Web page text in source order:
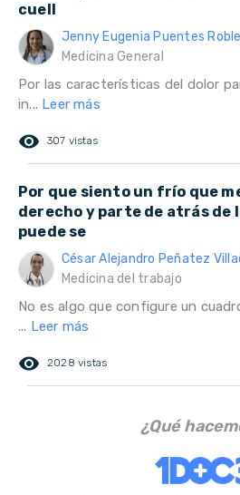
cuell
Jenny Eugenia Puentes
Medicina General
Por las características del dolor
in... Leer más
remove_red_eye 307 vistas
Por que siento un frío que
derecho y parte de atrás de
puede se
César Alejandro Peñatez
Medicina del trabajo
No es algo que configure un
... Leer más
remove_red_eye 2028 vistas
¿Qué